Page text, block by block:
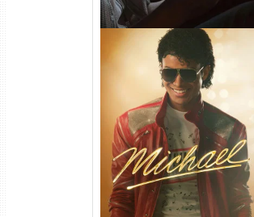
Michael Torrent (2026) WEB-
DL 1080p/4K Dual Áudio